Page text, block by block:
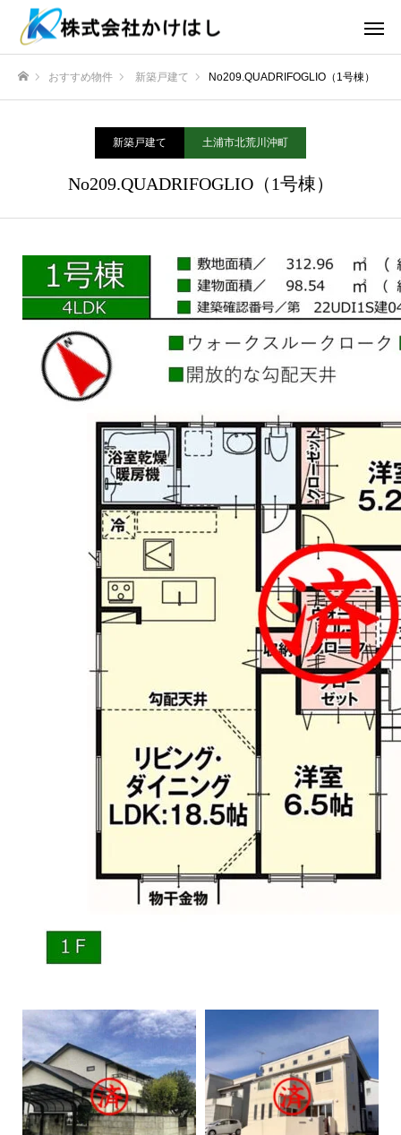
おすすめ物件 新築戸建て No209.QUADRIFOGLIO（1号棟）
新築戸建て 土浦市北荒川沖町
No209.QUADRIFOGLIO（1号棟）